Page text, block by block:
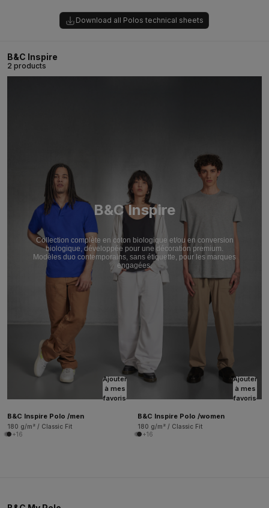
Download all Polos technical sheets
B&C Inspire
2 products
B&C Inspire
Collection complète en coton biologique et/ou en conversion
biologique, développée pour une décoration premium.
Modèles duo contemporains, sans étiquette, pour les marques
engagées.
Ajouter
à mes
favoris
B&C Inspire Polo /men
180 g/m² / Classic Fit
+16
Ajouter
à mes
favoris
B&C Inspire Polo /women
180 g/m² / Classic Fit
+16